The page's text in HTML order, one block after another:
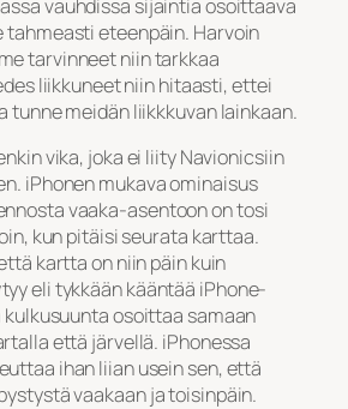
vauhdissa sijaintia osoittaava
eteenpäin. Harvoin
tarvinneet niin tarkkaa
liikkuneet niin hitaasti, ettei
meidän liikkkuvan lainkaan.
vika, joka ei liity Navionicsiin
iPhonen mukava ominaisus
vaaka-asentoon on tosi
kun pitäisi seurata karttaa.
kartta on niin päin kuin
eli tykkään kääntää iPhone-
osoittaa samaan
että järvellä. iPhonessa
ihan liian usein sen, että
vaakaan ja toisinpäin.